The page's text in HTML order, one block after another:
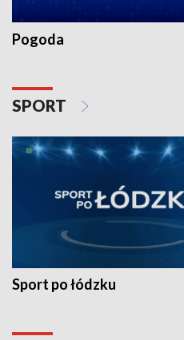
Pogoda
SPORT
Sport po łódzku